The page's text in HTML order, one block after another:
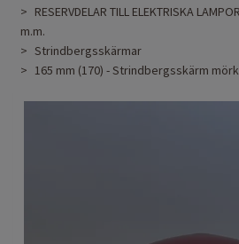
RESERVDELAR TILL ELEKTRISKA
m.m.
Strindbergsskärmar
165 mm (170) - Strindbergsskärm